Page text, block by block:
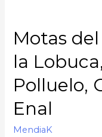
Motas
la
Polluelo,
Enal
MendiaK